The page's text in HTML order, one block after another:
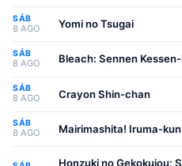
SÁB
8 AGO Yomi no Tsugai
SÁB
8 AGO Bleach: Sennen
SÁB
8 AGO Crayon Shin-chan
SÁB
8 AGO Mairimashita! Iruma-
Honzuki no Gekokujou: